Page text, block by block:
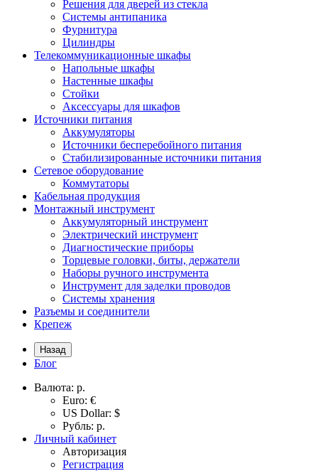
Решения для дверей из стекла
Системы антипаника
Фурнитура
Цилиндры
Телекоммуникационные шкафы
Напольные шкафы
Настенные шкафы
Стойки
Аксессуары для шкафов
Источники питания
Аккумуляторы
Источники бесперебойного питания
Стабилизированные источники питания
Сетевое оборудование
Коммутаторы
Кабельная продукция
Монтажный инструмент
Аккумуляторный инструмент
Электрический инструмент
Диагностические приборы
Торцевые головки, биты, держатели
Наборы ручного инструмента
Инструмент для заделки проводов
Системы хранения
Разъемы и соединители
Крепеж
Назад
Блог
Валюта: р.
Euro: €
US Dollar: $
Рубль: р.
Личный кабинет
Авторизация
Регистрация